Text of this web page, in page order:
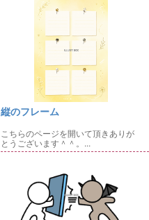
縦のフレーム
こちらのページを開いて頂きありが
とうございます＾＾。...